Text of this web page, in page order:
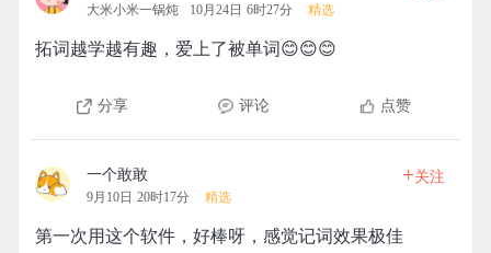
大米小米一锅炖 10月24日 6时27分 精选
拓词越学越有趣，爱上了被单词😊😊😊
分享 评论 点赞
一个敢敢
9月10日 20时17分 精选
+关注
第一次用这个软件，好棒呀，感觉记词效果极佳